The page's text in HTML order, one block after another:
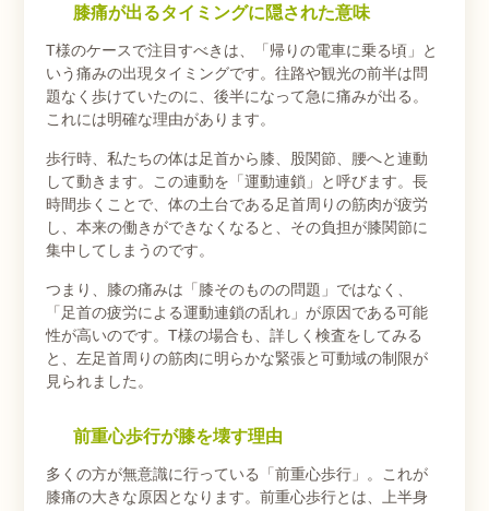
膝痛が出るタイミングに隠された意味
T様のケースで注目すべきは、「帰りの電車に乗る頃」と
いう痛みの出現タイミングです。往路や観光の前半は問
題なく歩けていたのに、後半になって急に痛みが出る。
これには明確な理由があります。
歩行時、私たちの体は足首から膝、股関節、腰へと連動
して動きます。この連動を「運動連鎖」と呼びます。長
時間歩くことで、体の土台である足首周りの筋肉が疲労
し、本来の働きができなくなると、その負担が膝関節に
集中してしまうのです。
つまり、膝の痛みは「膝そのものの問題」ではなく、
「足首の疲労による運動連鎖の乱れ」が原因である可能
性が高いのです。T様の場合も、詳しく検査をしてみる
と、左足首周りの筋肉に明らかな緊張と可動域の制限が
見られました。
前重心歩行が膝を壊す理由
多くの方が無意識に行っている「前重心歩行」。これが
膝痛の大きな原因となります。前重心歩行とは、上半身